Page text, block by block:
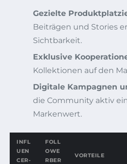
Gezielte
Beiträgen und Stories
Sichtbarkeit.
Exklusive
Kollektionen auf den
Digitale Kampagnen
die Community aktiv
Markenwert.
INFL
UEN
CER-
FOLL
OWE
RBER
VORTEILE